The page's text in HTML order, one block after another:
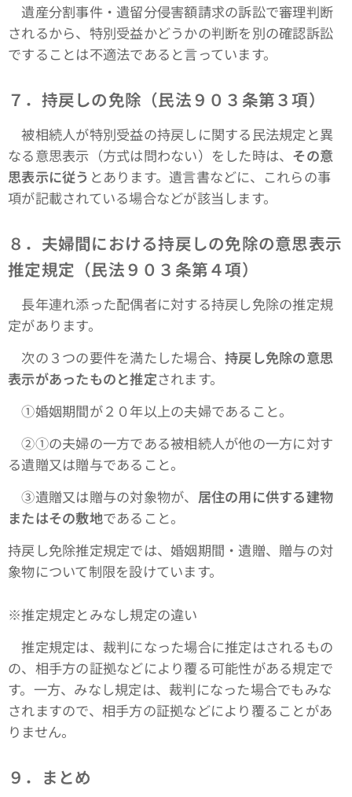
遺産分割事件・遺留分侵害額請求の訴訟で審理判断
されるから、特別受益かどうかの判断を別の確認訴訟
ですることは不適法であると言っています。
７．持戻しの免除（民法９０３条第３項）
被相続人が特別受益の持戻しに関する民法規定と異
なる意思表示（方式は問わない）をした時は、 その意
思表示に従う とあります。遺言書などに、これらの事
項が記載されている場合などが該当します。
８．夫婦間における持戻しの免除の意思表示
推定規定（民法９０３条第４項）
長年連れ添った配偶者に対する持戻し免除の推定規
定があります。
次の３つの要件を満たした場合、持戻し免除の意思
表示があったものと推定されます。
①婚姻期間が２０年以上の夫婦であること。
➁①の夫婦の一方である被相続人が他の一方に対す
る遺贈又は贈与であること。
③遺贈又は贈与の対象物が、 居住の用に供する建物
またはその敷地であること。
持戻し免除推定規定では、婚姻期間・遺贈、贈与の対
象物について制限を設けています。
※推定規定とみなし規定の違い
推定規定は、裁判になった場合に推定はされるもの
の、相手方の証拠などにより覆る可能性がある規定で
す。一方、みなし規定は、裁判になった場合でもみな
されますので、相手方の証拠などにより覆ることがあ
りません。
９． まとめ